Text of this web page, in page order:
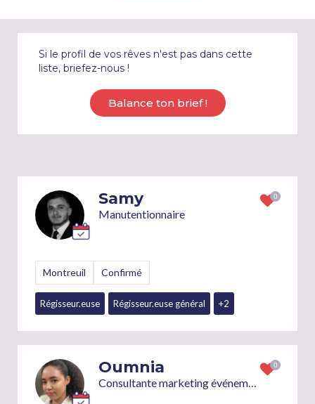
Si le profil de vos rêves n'est pas dans cette
liste, briefez-nous !
Balance ton brief !
Samy
Manutentionnaire
Montreuil Confirmé
Régisseur.euse Régisseur.euse général +2
Oumnia
Consultante marketing événementiel/Hotessariat et coordination d'événements